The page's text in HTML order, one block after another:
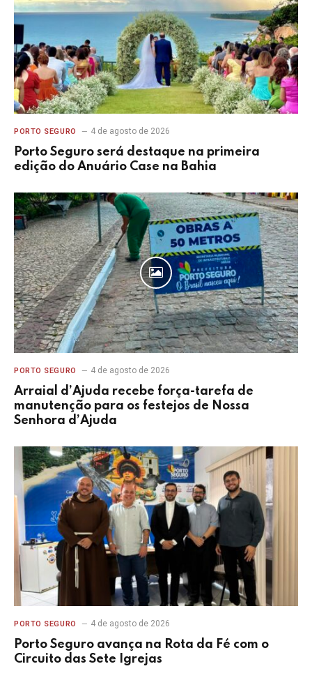
PORTO SEGURO 4 de agosto de 2026
Porto Seguro será destaque na primeira
edição do Anuário Case na Bahia
PORTO SEGURO 4 de agosto de 2026
Arraial d’Ajuda recebe força-tarefa de
manutenção para os festejos de Nossa
Senhora d’Ajuda
PORTO SEGURO 4 de agosto de 2026
Porto Seguro avança na Rota da Fé com o
Circuito das Sete Igrejas